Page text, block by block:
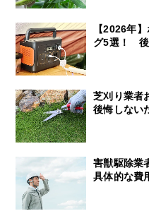
【2026年
グ5選！ 後
芝刈り業者
後悔しない
害獣駆除業
具体的な費